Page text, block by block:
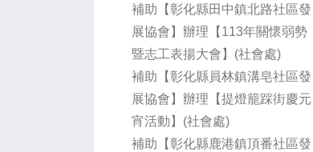
補助【彰化縣田中鎮北路社區發
展協會】辦理【113年關懷弱勢
暨志工表揚大會】(社會處)
補助【彰化縣員林鎮溝皂社區發
展協會】辦理【提燈籠踩街慶元
宵活動】(社會處)
補助【彰化縣鹿港鎮頂番社區發